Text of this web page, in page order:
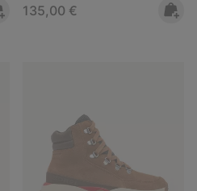
Regular price:
135,00 €